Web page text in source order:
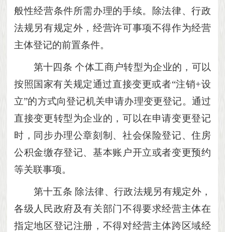
般性经营条件所需办理的手续。除法律、行政
法规另有规定外，经营许可事项不得作为经营
主体登记的前置条件。
第十四条 个体工商户转型为企业的，可以
按照国家有关规定通过直接变更或者“注销+设
立”的方式向登记机关申请办理变更登记。通过
直接变更转型为企业的，可以在申请变更登记
时，同步办理公章刻制、社会保险登记、住房
公积金缴存登记、基本账户开立或者变更预约
等关联事项。
第十五条 除法律、行政法规另有规定外，
各级人民政府及有关部门不得要求经营主体在
指定地区登记注册，不得对经营主体跨区域经